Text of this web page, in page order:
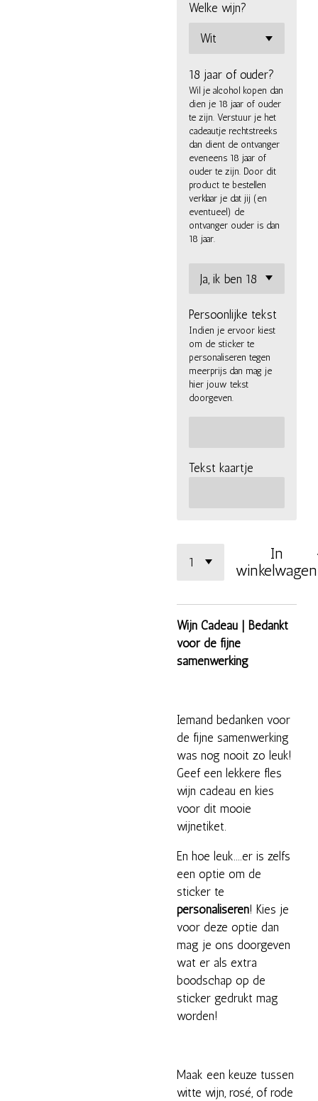
Welke wijn?
18 jaar of ouder?
Wil je alcohol kopen dan
dien je 18 jaar of ouder
te zijn. Verstuur je het
cadeautje rechtstreeks
dan dient de ontvanger
eveneens 18 jaar of
ouder te zijn. Door dit
product te bestellen
verklaar je dat jij (en
eventueel) de
ontvanger ouder is dan
18 jaar.
Persoonlijke tekst
Indien je ervoor kiest
om de sticker te
personaliseren tegen
meerprijs dan mag je
hier jouw tekst
doorgeven.
Tekst kaartje
In
winkelwagen
Wijn Cadeau | Bedankt
voor de fijne
samenwerking
Iemand bedanken voor
de fijne samenwerking
was nog nooit zo leuk!
Geef een lekkere fles
wijn cadeau en kies
voor dit mooie
wijnetiket.
En hoe leuk....er is zelfs
een optie om de
sticker te
personaliseren! Kies je
voor deze optie dan
mag je ons doorgeven
wat er als extra
boodschap op de
sticker gedrukt mag
worden!
Maak een keuze tussen
witte wijn, rosé, of rode